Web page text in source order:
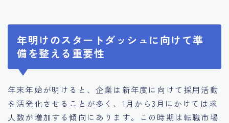
年明けのスタートダッシュに向けて準
備を整える重要性
年末年始が明けると、企業は新年度に向けて採用活動
を活発化させることが多く、1月から3月にかけては求
人数が増加する傾向にあります。この時期は転職市場